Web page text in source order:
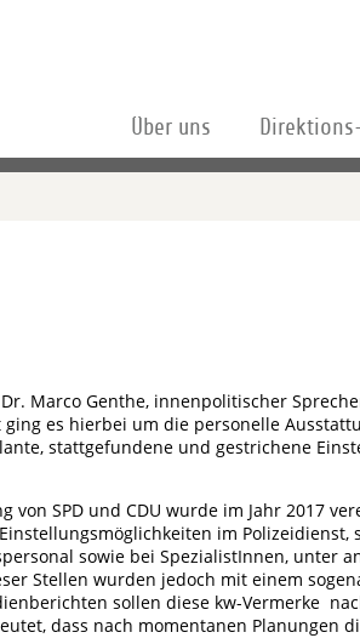
Über uns
Marco Genthe, innenpolitischer
es hierbei um die personelle
stattgefundene und gestrichene
SPD und CDU wurde im Jahr 2017
im Polizeidienst,
sowie bei SpezialistInnen, unter
Stellen wurden jedoch mit einem
sollen diese kw-Vermerke
dass nach momentanen Planungen